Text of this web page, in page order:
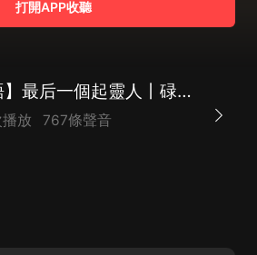
打開APP收聽
【粵語】最后一個起靈人丨碌斌演播丨民間怪談丨鬼故事
放 767條聲音